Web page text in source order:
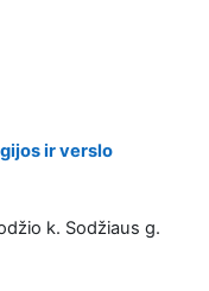
ir verslo
k. Sodžiaus g.